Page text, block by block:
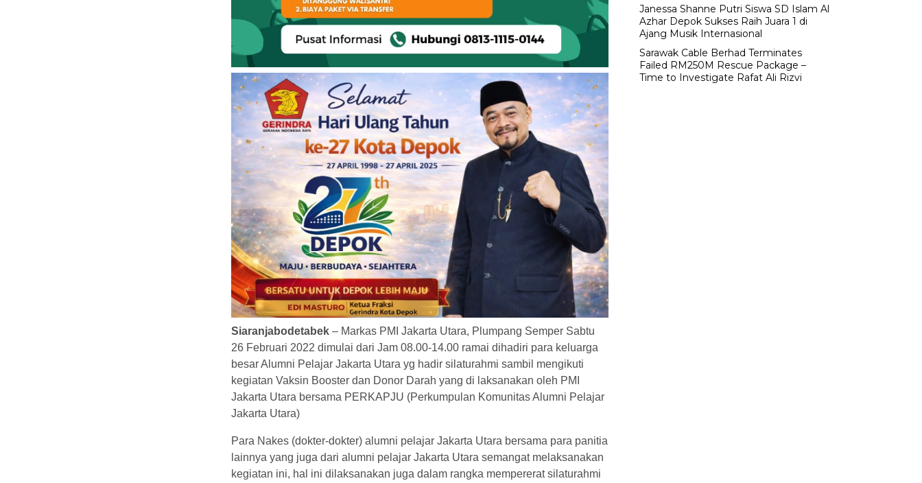
Siaranjabodetabek – Markas PMI Jakarta Utara, Plumpang Semper Sabtu
26 Februari 2022 dimulai dari Jam 08.00-14.00 ramai dihadiri para keluarga
besar Alumni Pelajar Jakarta Utara yg hadir silaturahmi sambil mengikuti
kegiatan Vaksin Booster dan Donor Darah yang di laksanakan oleh PMI
Jakarta Utara bersama PERKAPJU (Perkumpulan Komunitas Alumni Pelajar
Jakarta Utara)
Para Nakes (dokter-dokter) alumni pelajar Jakarta Utara bersama para panitia
lainnya yang juga dari alumni pelajar Jakarta Utara semangat melaksanakan
kegiatan ini, hal ini dilaksanakan juga dalam rangka mempererat silaturahmi
Janessa Shanne Putri Siswa SD Islam Al
Azhar Depok Sukses Raih Juara 1 di
Ajang Musik Internasional
Sarawak Cable Berhad Terminates
Failed RM250M Rescue Package –
Time to Investigate Rafat Ali Rizvi